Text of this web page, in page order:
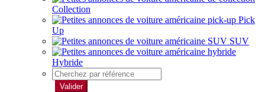
Collection
Pick
Up
SUV
Hybride
Valider